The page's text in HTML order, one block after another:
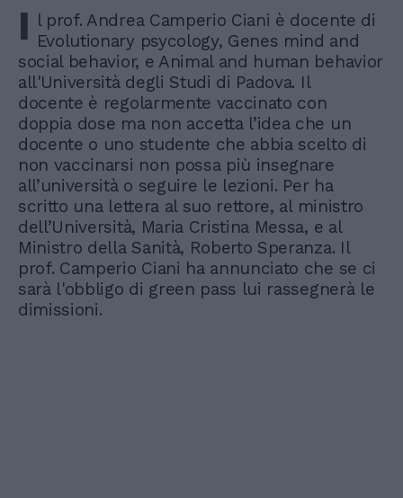
I l prof. Andrea Camperio Ciani è docente di
Evolutionary psycology, Genes mind and
social behavior, e Animal and human behavior
all'Università degli Studi di Padova. Il
docente è regolarmente vaccinato con
doppia dose ma non accetta l’idea che un
docente o uno studente che abbia scelto di
non vaccinarsi non possa più insegnare
all’università o seguire le lezioni. Per ha
scritto una lettera al suo rettore, al ministro
dell’Università, Maria Cristina Messa, e al
Ministro della Sanità, Roberto Speranza. Il
prof. Camperio Ciani ha annunciato che se ci
sarà l'obbligo di green pass lui rassegnerà le
dimissioni.